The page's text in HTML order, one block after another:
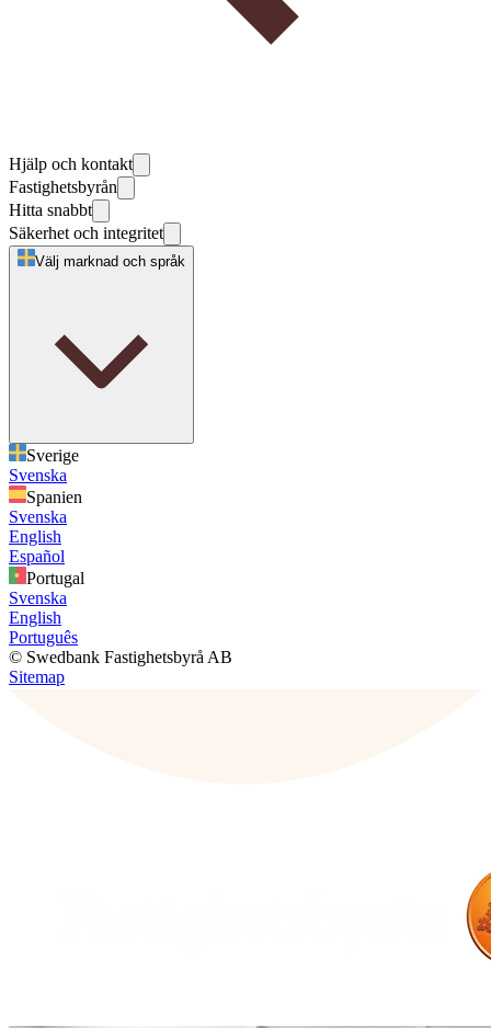
Hjälp och kontakt
Fastighetsbyrån
Hitta snabbt
Säkerhet och integritet
Välj marknad och språk
Sverige
Svenska
Spanien
Svenska
English
Español
Portugal
Svenska
English
Português
© Swedbank Fastighetsbyrå AB
Sitemap